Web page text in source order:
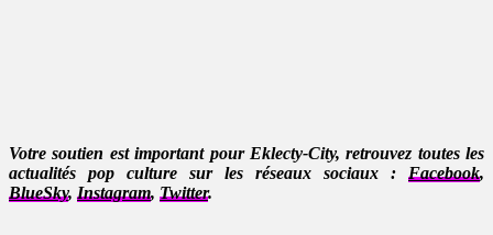
Votre soutien est important pour Eklecty-City, retrouvez toutes les
actualités pop culture sur les réseaux sociaux : Facebook,
BlueSky, Instagram, Twitter.